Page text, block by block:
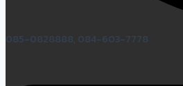
085-0828888, 084-603-7778